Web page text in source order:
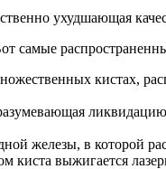
ухудшающая
самые
кистах,
железы, в которой
киста выжигается